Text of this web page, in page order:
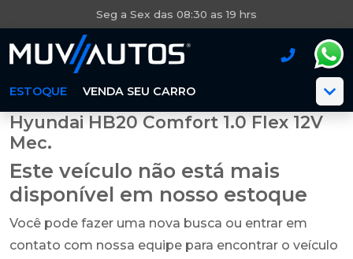
Seg a Sex das 08:30 as 19 hrs
ESTOQUE VENDA SEU CARRO
Hyundai HB20 Comfort 1.0 Flex 12V
Mec.
Este veículo não está mais
disponível em nosso estoque
Você pode fazer uma nova busca ou entrar em
contato com nossa equipe para encontrar o veículo